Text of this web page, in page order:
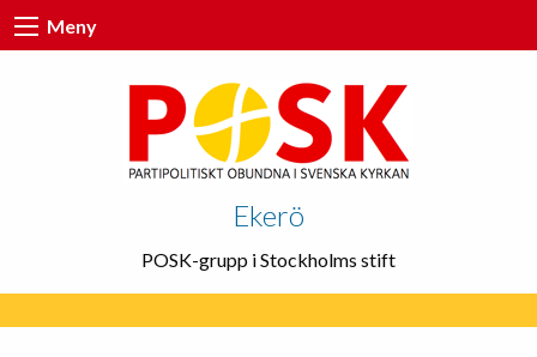
Meny
Ekerö
POSK-grupp i Stockholms stift